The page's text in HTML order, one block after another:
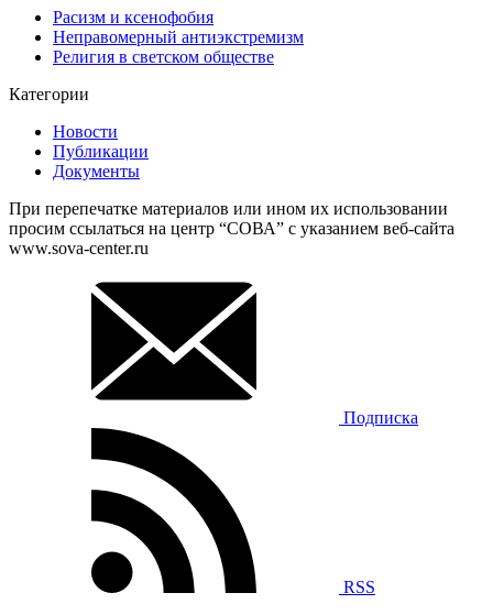
Расизм и ксенофобия
Неправомерный антиэкстремизм
Религия в светском обществе
Категории
Новости
Публикации
Документы
При перепечатке материалов или ином их использовании
просим ссылаться на центр “СОВА” с указанием веб-сайта
www.sova-center.ru
Подписка
RSS